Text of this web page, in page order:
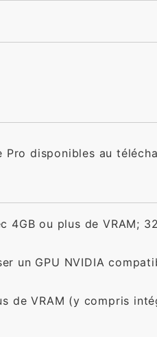
Pro disponibles au
4GB ou plus de VRAM;
un GPU NVIDIA
de VRAM (y compris